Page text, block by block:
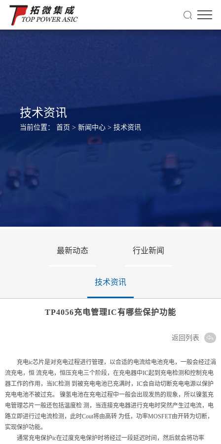
技术资讯
当前位置： 首页 > 新闻中心 > 技术资讯
最新动态 行业新闻
技术资讯
TP4056充电管理IC有哪些保护功能
返回列表
充电ic芯⽚是对充电过程进⾏管理，以合适的电流给电池充电，⼀般会经过涓
流充电，恒 流充电，恒压充电三个阶段，在充电器中IC起到充电检测和控制充电
器⼯作的作⽤，当IC检测 到被充电电池已充满时，IC会⾃动切断充电电源以保护
充电电池不被过充。 镍氢电池在充电过程中⼀般会出现发热的现象，所以镍氢充
电管理芯⽚⼀般还包括温度检 测，当连接充电器进⾏充电时突然产⽣过电流，电
路⽴即进⾏过电流检测，此时Cout将由⾼转 为低，功率MOSFET由开转为切断，
实现保护功能。
通常充电保护ic在过度充电保护时将经过⼀段延迟时间，然后就会将功率